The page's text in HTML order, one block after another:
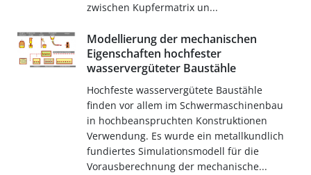
zwischen Kupfermatrix un...
Modellierung der mechanischen
Eigenschaften hochfester
wasservergüteter Baustähle
Hochfeste wasservergütete Baustähle
finden vor allem im Schwermaschinenbau
in hochbeanspruchten Konstruktionen
Verwendung. Es wurde ein metallkundlich
fundiertes Simulationsmodell für die
Vorausberechnung der mechanische...